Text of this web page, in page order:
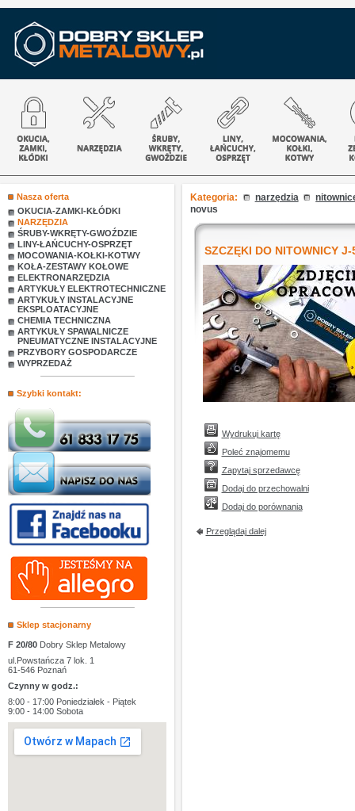
Nasza oferta
OKUCIA-ZAMKI-KŁÓDKI
NARZĘDZIA
ŚRUBY-WKRĘTY-GWOŹDZIE
LINY-ŁAŃCUCHY-OSPRZĘT
MOCOWANIA-KOŁKI-KOTWY
KOŁA-ZESTAWY KOŁOWE
ELEKTRONARZĘDZIA
ARTYKUŁY ELEKTROTECHNICZNE
ARTYKUŁY INSTALACYJNE
EKSPLOATACYJNE
CHEMIA TECHNICZNA
ARTYKUŁY SPAWALNICZE
PNEUMATYCZNE INSTALACYJNE
PRZYBORY GOSPODARCZE
WYPRZEDAŻ
Szybki kontakt:
Sklep stacjonarny
F 20/80 Dobry Sklep Metalowy
ul.Powstańcza 7 lok. 1
61-546 Poznań
Czynny w godz.:
8:00 - 17:00 Poniedziałek - Piątek
9:00 - 14:00 Sobota
Kategoria: narzędzia
novus
SZCZĘKI DO NITOWNICY J-
Wydrukuj kartę
Poleć znajomemu
Zapytaj sprzedawcę
Dodaj do przechowalni
Dodaj do porównania
Przeglądaj dalej